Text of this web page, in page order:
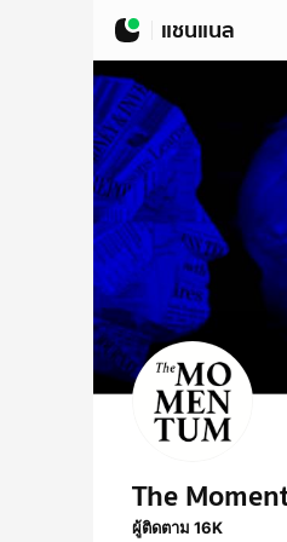
แชนแนล
The
ผู้ติดตาม 16K